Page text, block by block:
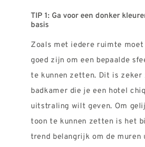
TIP 1: Ga voor een donker
basis
Zoals met iedere ruimte moet
goed zijn om een bepaalde
te kunnen zetten. Dit is zeker
badkamer die je een hotel
uitstraling wilt geven. Om
toon te kunnen zetten is het
trend belangrijk om de muren